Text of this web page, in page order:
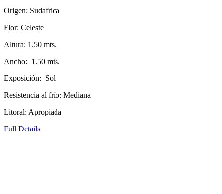
Origen: Sudafrica
Flor: Celeste
Altura: 1.50 mts.
Ancho: 1.50 mts.
Exposición: Sol
Resistencia al frío: Mediana
Litoral: Apropiada
Full Details